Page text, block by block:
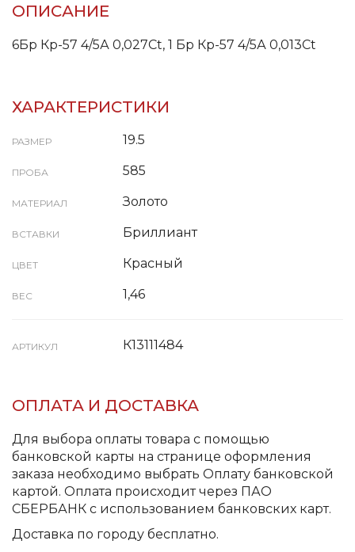
ОПИСАНИЕ
6Бр Кр-57 4/5А 0,027Ct, 1 Бр Кр-57 4/5А 0,013Ct
ХАРАКТЕРИСТИКИ
РАЗМЕР 19.5
ПРОБА 585
МАТЕРИАЛ Золото
ВСТАВКИ Бриллиант
ЦВЕТ Красный
ВЕС 1,46
АРТИКУЛ К13111484
ОПЛАТА И ДОСТАВКА
Для выбора оплаты товара с помощью
банковской карты на странице оформления
заказа необходимо выбрать Оплату банковской
картой. Оплата происходит через ПАО
СБЕРБАНК с использованием банковских карт.
Доставка по городу бесплатно.